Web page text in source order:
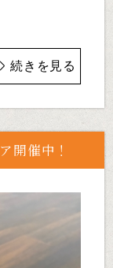
続きを見る
開催中！